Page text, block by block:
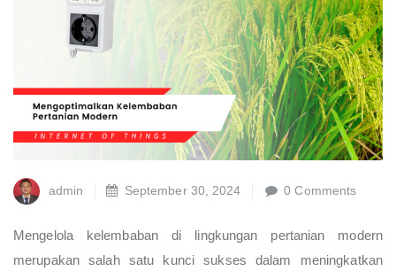
admin September 30, 2024 0 Comments
Mengelola kelembaban di lingkungan pertanian modern
merupakan salah satu kunci sukses dalam meningkatkan